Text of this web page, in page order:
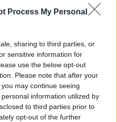
Process My Personal
sharing to third parties, or
sensitive information for
use the below opt-out
Please note that after your
may continue seeing
information utilized by
to third parties prior to
opt-out of the further